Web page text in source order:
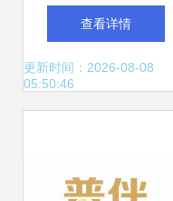
川娃子 共话食品智
造新味来，明星工
查看详情
更新时间：2026-08-08
05:50:46